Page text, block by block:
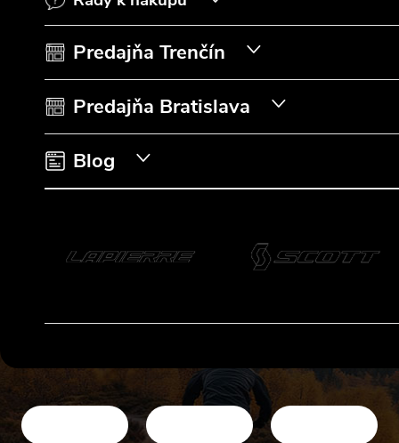
Predajňa Trenčín
Predajňa Bratislava
Blog